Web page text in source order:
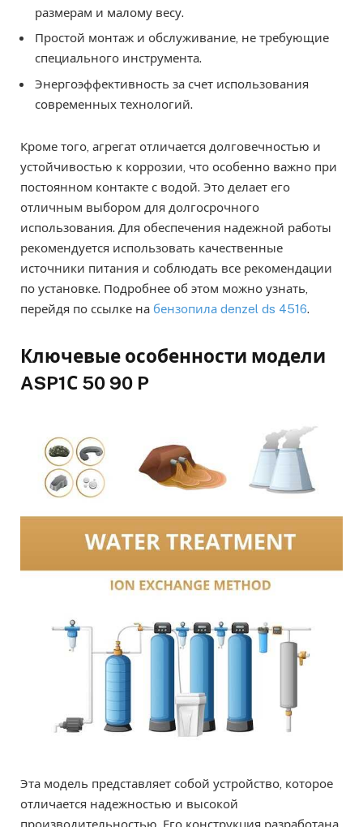
размерам и малому весу.
Простой монтаж и обслуживание, не требующие
специального инструмента.
Энергоэффективность за счет использования
современных технологий.
Кроме того, агрегат отличается долговечностью и
устойчивостью к коррозии, что особенно важно при
постоянном контакте с водой. Это делает его
отличным выбором для долгосрочного
использования. Для обеспечения надежной работы
рекомендуется использовать качественные
источники питания и соблюдать все рекомендации
по установке. Подробнее об этом можно узнать,
перейдя по ссылке на бензопила denzel ds 4516.
Ключевые особенности модели
ASP1С 50 90 P
Эта модель представляет собой устройство, которое
отличается надежностью и высокой